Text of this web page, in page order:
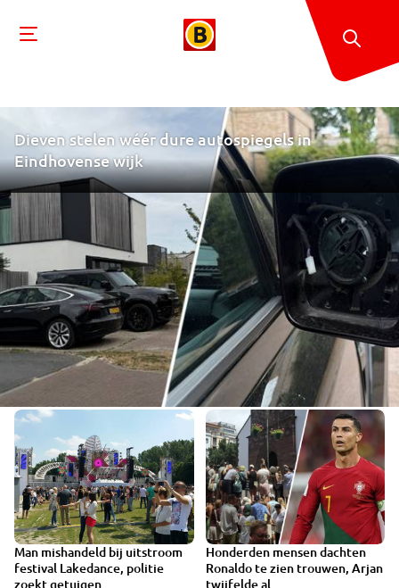
Dieven stelen wéér dure autospiegels in
Eindhovense wijk
Man mishandeld bij uitstroom
festival Lakedance, politie
zoekt getuigen
Honderden mensen dachten
Ronaldo te zien trouwen, Arjan
twijfelde al